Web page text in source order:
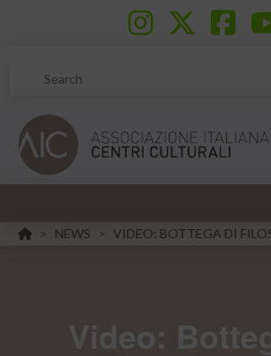
Search
HOME
> NEWS > VIDEO: BOTTEGA DI